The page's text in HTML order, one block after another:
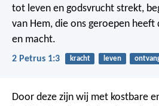
tot leven en godsvrucht strekt,
van Hem, die ons geroepen
en macht.
2 Petrus 1:3 kracht leven
Door deze zijn wij met kostbare